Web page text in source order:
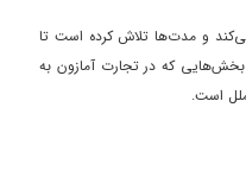
و مدت‌ها تلاش کرده است تا
که در تجارت آمازون به
است.